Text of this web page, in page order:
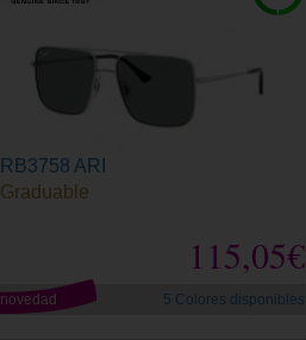
RB3758 ARI
115,05€
Graduable
novedad 5 Colores disponibles